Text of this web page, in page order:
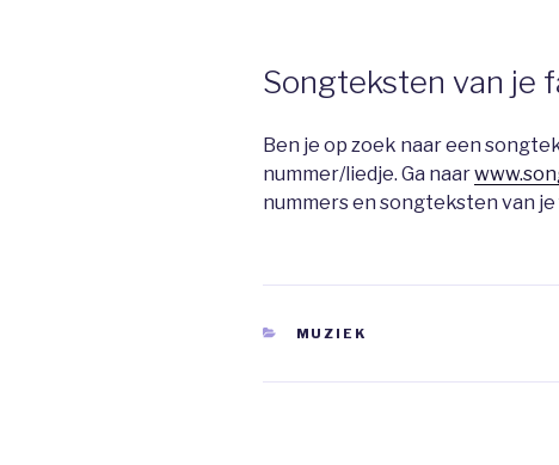
Songteksten van je
Ben je op zoek naar een
nummer/liedje. Ga naar
nummers en songteksten van
CATEGORIEËN
MUZIEK